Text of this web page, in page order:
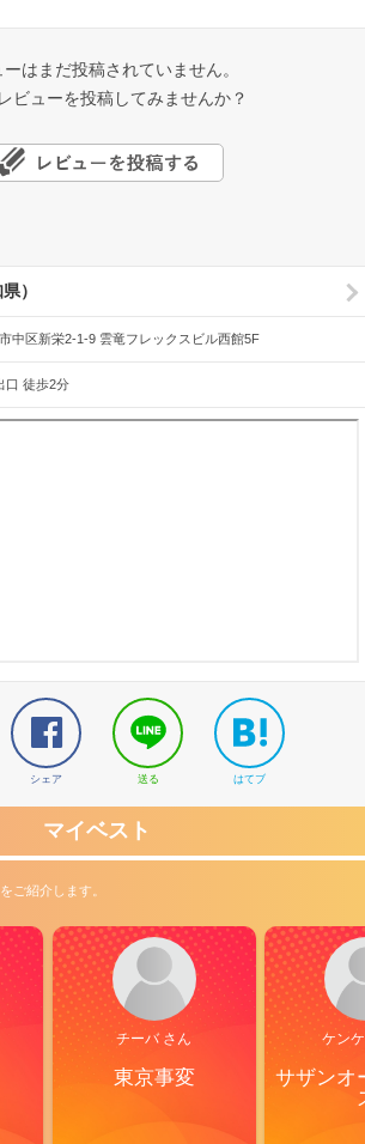
ーはまだ投稿されていません。
ビューを投稿してみませんか？
）
中区新栄2-1-9 雲竜フレックスビル西館5F
口 徒歩2分
シェア 送る はてブ
マイベスト
ご紹介します。
チーバ さん
東京事変
ケン
サザンオ